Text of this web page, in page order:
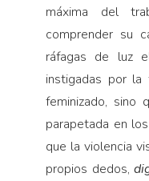
máxima del
comprender su
ráfagas de luz
instigadas por la
feminizado, sino
parapetada en
que la violencia
propios dedos,